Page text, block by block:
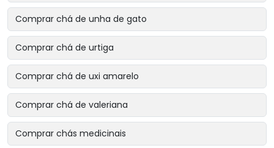
Comprar chá de unha de gato
Comprar chá de urtiga
Comprar chá de uxi amarelo
Comprar chá de valeriana
Comprar chás medicinais